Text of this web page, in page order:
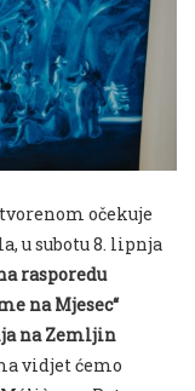
očekuje
u subotu 8. lipnja
rasporedu
na Mjesec“
na Zemljin
vidjet ćemo